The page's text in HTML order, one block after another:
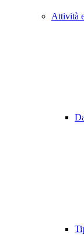
Attività